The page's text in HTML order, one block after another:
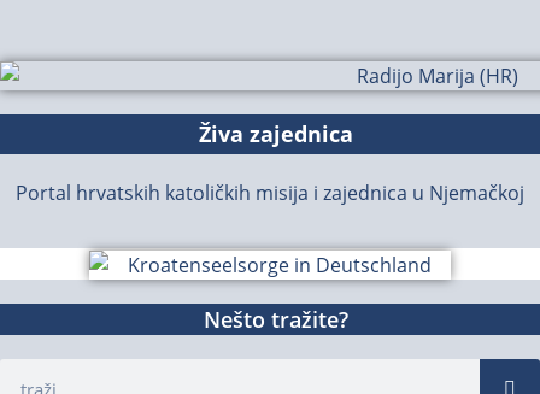
Živa zajednica
Portal hrvatskih katoličkih misija i zajednica u Njemačkoj
Nešto tražite?